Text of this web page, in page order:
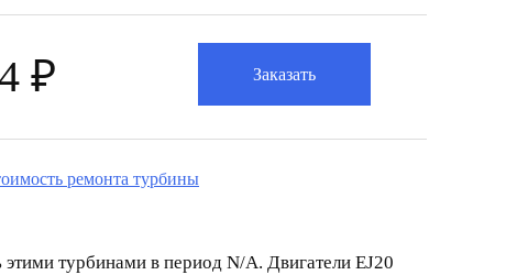
₽ Заказать
ремонта турбины
турбинами в период N/A. Двигатели EJ20